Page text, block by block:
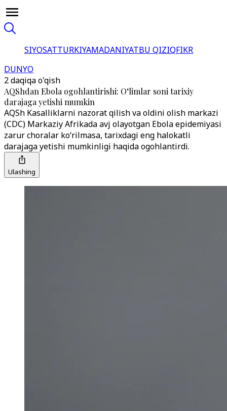
SIYOSATTURKIYAMADANIYATBU QIZIQFIKR
DUNYO
2 daqiqa o'qish
AQShdan Ebola ogohlantirishi: O‘limlar soni tarixiy
darajaga yetishi mumkin
AQSh Kasalliklarni nazorat qilish va oldini olish markazi
(CDC) Markaziy Afrikada avj olayotgan Ebola epidemiyasi
zarur choralar ko‘rilmasa, tarixdagi eng halokatli
darajaga yetishi mumkinligi haqida ogohlantirdi.
Ulashing